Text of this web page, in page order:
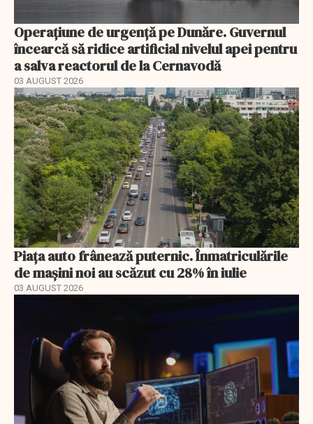
Operațiune de urgență pe Dunăre. Guvernul
încearcă să ridice artificial nivelul apei pentru
a salva reactorul de la Cernavodă
03 AUGUST 2026
Piața auto frânează puternic. Înmatriculările
de mașini noi au scăzut cu 28% în iulie
03 AUGUST 2026